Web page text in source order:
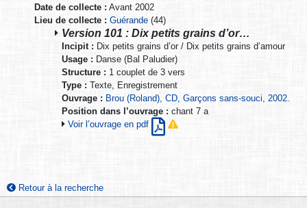
Date de collecte : Avant 2002
Lieu de collecte : Guérande (44)
Version 101 : Dix petits grains d’or…
Incipit : Dix petits grains d’or / Dix petits grains d’amour
Usage : Danse (Bal Paludier)
Structure : 1 couplet de 3 vers
Type : Texte, Enregistrement
Ouvrage : Brou (Roland), CD, Garçons sans-souci, 2002.
Position dans l’ouvrage : chant 7 a
Voir l’ouvrage en pdf
Retour à la recherche